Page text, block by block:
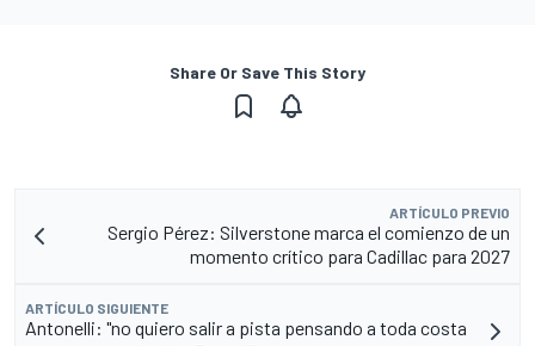
Share Or Save This Story
ARTÍCULO PREVIO
Sergio Pérez: Silverstone marca el comienzo de un
momento crítico para Cadillac para 2027
ARTÍCULO SIGUIENTE
Antonelli: "no quiero salir a pista pensando a toda costa